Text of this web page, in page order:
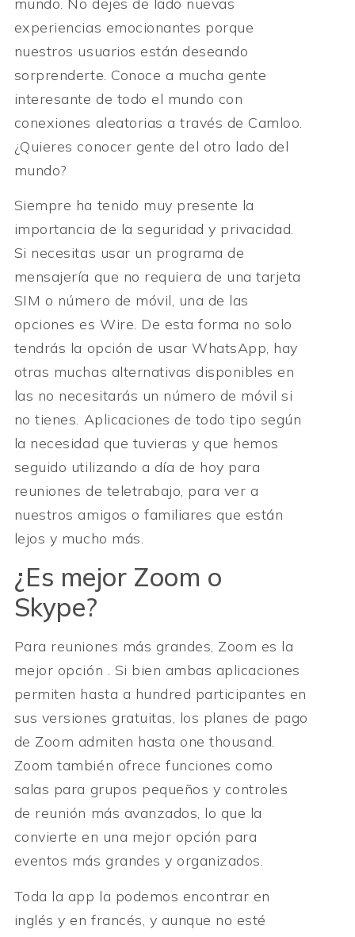
experiencias emocionantes porque
nuestros usuarios están deseando
sorprenderte. Conoce a mucha gente
interesante de todo el mundo con
conexiones aleatorias a través de Camloo.
¿Quieres conocer gente del otro lado del
mundo?
Siempre ha tenido muy presente la
importancia de la seguridad y privacidad.
Si necesitas usar un programa de
mensajería que no requiera de una tarjeta
SIM o número de móvil, una de las
opciones es Wire. De esta forma no solo
tendrás la opción de usar WhatsApp, hay
otras muchas alternativas disponibles en
las no necesitarás un número de móvil si
no tienes. Aplicaciones de todo tipo según
la necesidad que tuvieras y que hemos
seguido utilizando a día de hoy para
reuniones de teletrabajo, para ver a
nuestros amigos o familiares que están
lejos y mucho más.
¿Es mejor Zoom o
Skype?
Para reuniones más grandes, Zoom es la
mejor opción . Si bien ambas aplicaciones
permiten hasta a hundred participantes en
sus versiones gratuitas, los planes de pago
de Zoom admiten hasta one thousand.
Zoom también ofrece funciones como
salas para grupos pequeños y controles
de reunión más avanzados, lo que la
convierte en una mejor opción para
eventos más grandes y organizados.
Toda la app la podemos encontrar en
inglés y en francés, y aunque no esté